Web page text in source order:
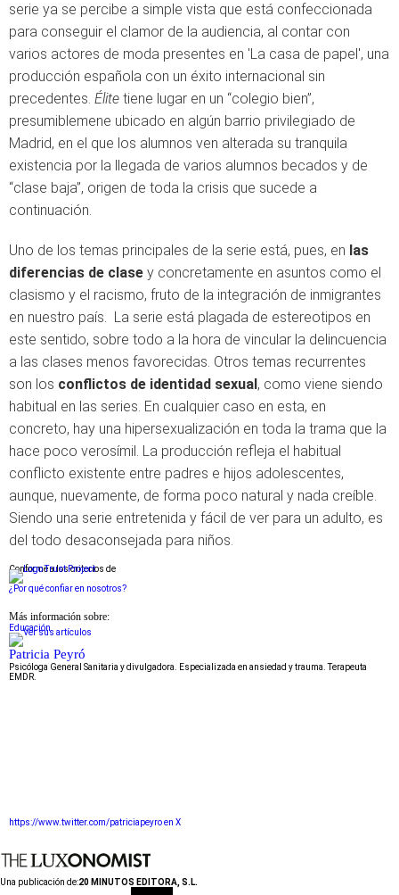
serie ya se percibe a simple vista que está confeccionada
para conseguir el clamor de la audiencia, al contar con
varios actores de moda presentes en 'La casa de papel', una
producción española con un éxito internacional sin
precedentes. Élite tiene lugar en un “colegio bien”,
presumiblemene ubicado en algún barrio privilegiado de
Madrid, en el que los alumnos ven alterada su tranquila
existencia por la llegada de varios alumnos becados y de
“clase baja”, origen de toda la crisis que sucede a
continuación.
Uno de los temas principales de la serie está, pues, en las
diferencias de clase y concretamente en asuntos como el
clasismo y el racismo, fruto de la integración de inmigrantes
en nuestro país. La serie está plagada de estereotipos en
este sentido, sobre todo a la hora de vincular la delincuencia
a las clases menos favorecidas. Otros temas recurrentes
son los conflictos de identidad sexual, como viene siendo
habitual en las series. En cualquier caso en esta, en
concreto, hay una hipersexualización en toda la trama que la
hace poco verosímil. La producción refleja el habitual
conflicto existente entre padres e hijos adolescentes,
aunque, nuevamente, de forma poco natural y nada creíble.
Siendo una serie entretenida y fácil de ver para un adulto, es
del todo desaconsejada para niños.
Conforme a los criterios de
¿Por qué confiar en nosotros?
Más información sobre:
Educación
Patricia Peyró
Psicóloga General Sanitaria y divulgadora. Especializada en ansiedad y trauma. Terapeuta
EMDR.
https://www.twitter.com/patriciapeyro en X
Una publicación de:20 MINUTOS EDITORA, S.L.